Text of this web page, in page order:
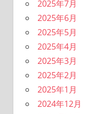
2025年7月
2025年6月
2025年5月
2025年4月
2025年3月
2025年2月
2025年1月
2024年12月